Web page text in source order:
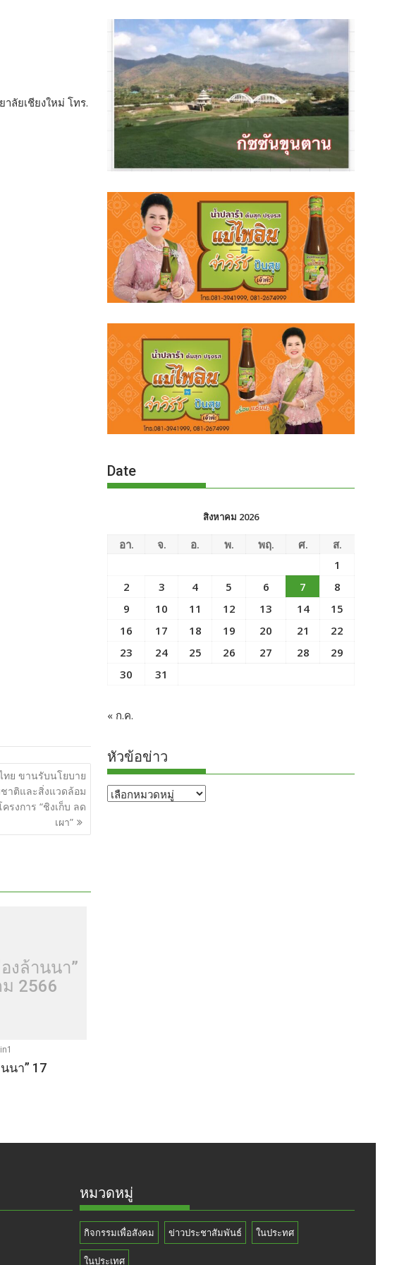
ลัยเชียงใหม่ โทร.
ทย ขานรับนโยบาย
าติและสิ่งแวดล้อม
รงการ “ชิงเก็บ ลด
เผา”
องล้านนา”
2566
นนา” 17
Date
สิงหาคม 2026
อา. จ. อ. พ. พฤ. ศ.
ส.
1
2
3 4 5 6 7
8
9
10 11 12 13 14
15
16
17 18 19 20 21
22
23
24 25 26 27 28
29
30
31
« ก.ค.
หัวข้อข่าว
หัวข้อ
หมวดหมู่
กิจกรรมเพื่อสังคม ข่าวประชาสัมพันธ์ ในประทศ
ในประเทศ